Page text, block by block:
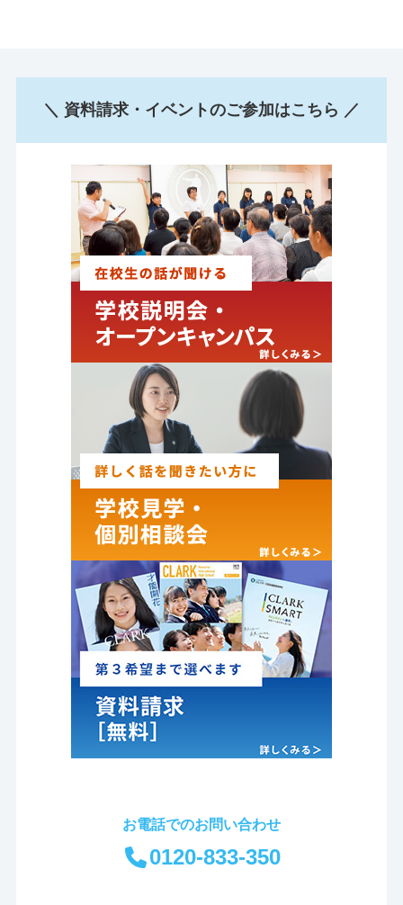
＼ 資料請求・イベントのご参加はこちら ／
お電話でのお問い合わせ
0120-833-350